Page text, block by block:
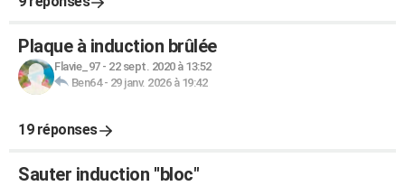
Plaque à induction brûlée
Flavie_97- 22 sept. 2020 à 13:52
Ben64- 29 janv. 2026 à 19:42
19 réponses
Sauter induction ''bloc"